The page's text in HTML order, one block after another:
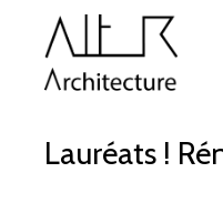
Lauréats !